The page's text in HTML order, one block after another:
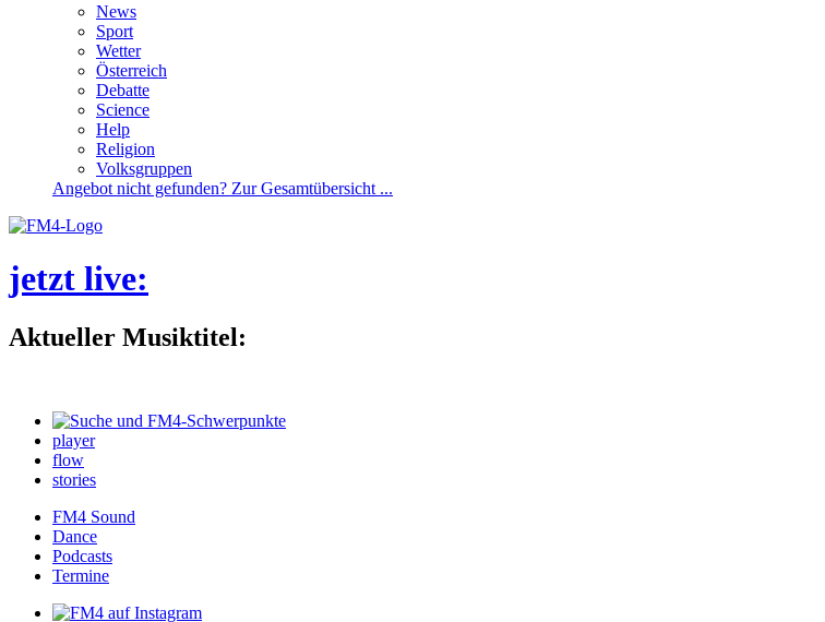
News
Sport
Wetter
Österreich
Debatte
Science
Help
Religion
Volksgruppen
Angebotnichtgefunden?ZurGesamtübersicht...
jetztlive:
AktuellerMusiktitel:
player
flow
stories
FM4Sound
Dance
Podcasts
Termine